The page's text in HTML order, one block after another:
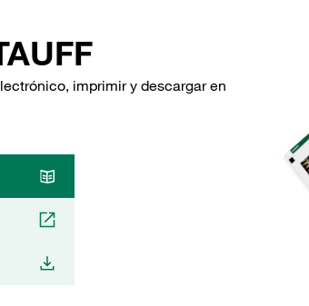
imprimir y descargar en